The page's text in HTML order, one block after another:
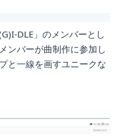
DLE」のメンバーとし
ンバーが曲制作に参加し
と一線を画すユニークな